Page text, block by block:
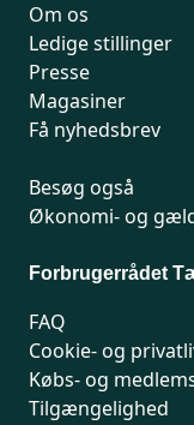
Om os
Ledige stillinger
Presse
Magasiner
Få nyhedsbrev
Besøg også
Økonomi- og
Forbrugerrådet
FAQ
Cookie- og
Købs- og
Tilgængelighed